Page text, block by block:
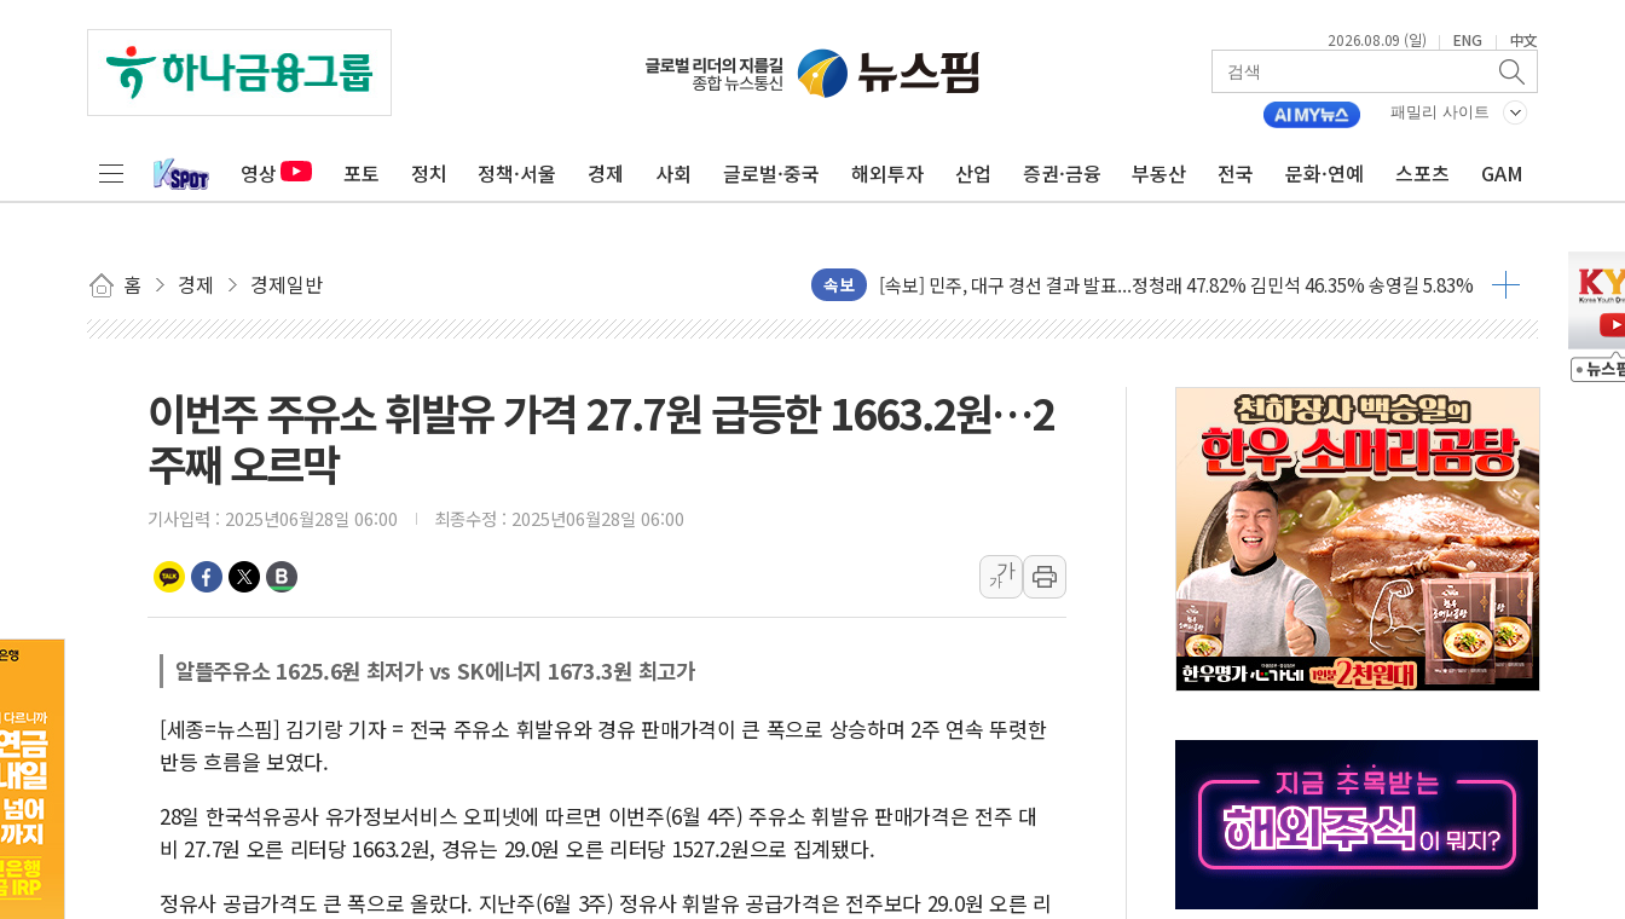
2026.08.09 (일) | ENG | 中文
패밀리 사이트
영상 포토 정치 정책·서울 경제 사회 글로벌·중국 해외투자 산업 증권·금융 부동산 전국 문화·연예 스포츠 GAM
홈 경제 경제일반 속보
평택 진위면 공장서 질식사고 발생…작업자 1명 숨져
포항 블루밸리 국가산단에 '철강 AI융합실증센터' 들어선다
[종합] 김민석, 정청래에 누적 1.48%p 차 선두 유지...金 46.01% vs 鄭 44.53%
민주당 경북도당위원장에 오중기 당선...합산득표율 68.63%
인천서 말다툼 중 어머니 살해 10대 구속…범행 후 반려견도 죽여
김민석, 강원·대구·경북 경선서 정청래에 승리…金 48.54% vs 鄭 44.40%
[속보] 민주, 강원·대구·경북 경선 결과...김민석 48.54% 정청래 44.40%
[속보] 민주, 경북 경선 결과 발표...김민석 47.37% 정청래 45.71% 송영길 6.92%
[속보] 민주, 대구 경선 결과 발표...정청래 47.82% 김민석 46.35% 송영길 5.83%
[속보] 민주, 강원 경선 결과 발표...김민석 50.30% 정청래 41.94% 송영길 7.76%
정재헌 CEO, SKT 장기고객 400명 맞이…"마음 잇는 시간 되길"
최태원, 노소영에 9440억 지급 확정되나…재상고 앞두고 막판 셈법
인천시 광복절 현수막 '태극기 거꾸로' 논란…이틀만에 철거
병무청, 보충역 전면 손질… 예술·체육요원 최대 33% 감축
홈플러스發 대형마트 판매, 역대 최대폭 감소한 9.4%↓…유통업계 양극화 심화
윤준병·이해민 의원, '정부 특사'로 콜롬비아 대통령 취임식 참석
이번주 주유소 휘발유 가격 27.7원 급등한 1663.2원…2
주째 오르막
기사입력 : 2025년06월28일 06:00 최종수정 : 2025년06월28일 06:00
가
가
알뜰주유소 1625.6원 최저가 vs SK에너지 1673.3원 최고가
[세종=뉴스핌] 김기랑 기자 = 전국 주유소 휘발유와 경유 판매가격이 큰 폭으로 상승하며 2주 연속 뚜렷한
반등 흐름을 보였다.
28일 한국석유공사 유가정보서비스 오피넷에 따르면 이번주(6월 4주) 주유소 휘발유 판매가격은 전주 대
비 27.7원 오른 리터당 1663.2원, 경유는 29.0원 오른 리터당 1527.2원으로 집계됐다.
정유사 공급가격도 큰 폭으로 올랐다. 지난주(6월 3주) 정유사 휘발유 공급가격은 전주보다 29.0원 오른 리